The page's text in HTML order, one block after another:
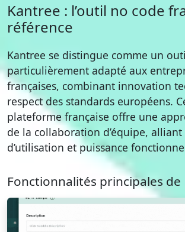
Kantree : l’outil no code
référence
Kantree se distingue comme un
particulièrement adapté aux
françaises, combinant innovation
respect des standards européens.
plateforme française offre une
de la collaboration d’équipe,
d’utilisation et puissance
Fonctionnalités principales de